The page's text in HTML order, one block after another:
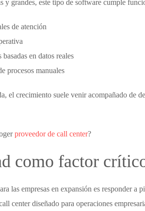
y grandes, este tipo de software cumple
de atención
en datos reales
procesos manuales
el crecimiento suele venir acompañado de
proveedor de call center?
como factor
las empresas en expansión es responder a
centerdiseñado para operaciones